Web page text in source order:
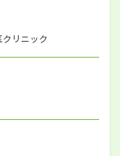
リニック